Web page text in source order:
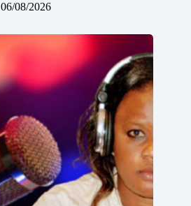
06/08/2026